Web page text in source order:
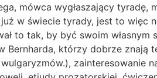
mówca wygłaszający tyradę,
w świecie tyrady, jest to więc
to tak, by być swoim własnym
którzy dobrze znają
zainteresowanie